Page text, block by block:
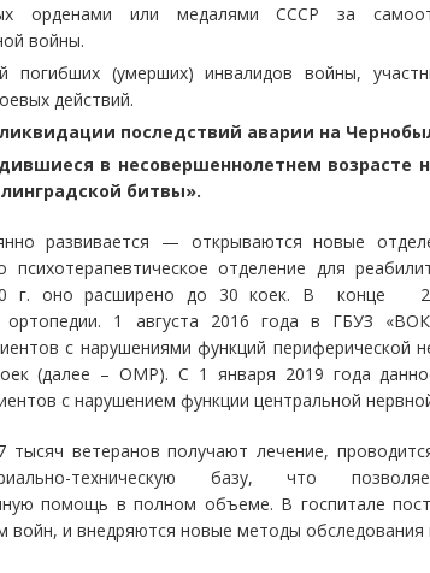
орденами или медалями СССР за
войны.
погибших (умерших) инвалидов войны,
действий.
последствий аварии на
в несовершеннолетнем возрасте
битвы».
развивается — открываются новые
психотерапевтическое отделение для
г. оно расширено до 30 коек. В конце
1
августа 2016 года в ГБУЗ
с нарушениями функций периферической
(далее – ОМР). С 1 января 2019 года
с нарушением функции центральной
тысяч ветеранов получают лечение,
техническую базу, что
помощь в полном объеме. В госпитале
и внедряются новые методы обследования